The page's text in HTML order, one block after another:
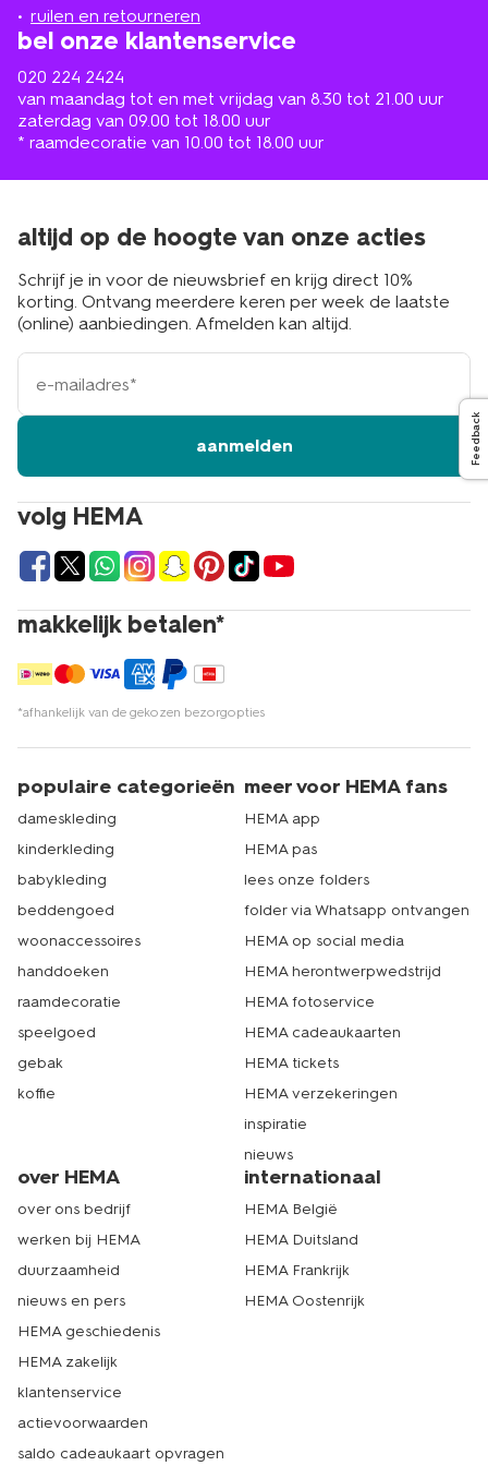
ruilen en retourneren
bel onze klantenservice
020 224 2424
van maandag tot en met vrijdag van 8.30 tot 21.00 uur
zaterdag van 09.00 tot 18.00 uur
* raamdecoratie van 10.00 tot 18.00 uur
buurt
volg HEMA
makkelijk betalen*
*afhankelijk van de gekozen bezorgopties
altijd op de hoogte van onze acties
Schrijf je in voor de nieuwsbrief en krijg direct 10%
korting. Ontvang meerdere keren per week de laatste
(online) aanbiedingen. Afmelden kan altijd.
e-
mailadres
aanmelden
populaire categorieën
dameskleding
kinderkleding
babykleding
beddengoed
woonaccessoires
handdoeken
raamdecoratie
speelgoed
gebak
koffie
meer voor HEMA fans
HEMA app
HEMA pas
lees onze folders
folder via Whatsapp ontvangen
HEMA op social media
HEMA herontwerpwedstrijd
HEMA fotoservice
HEMA cadeaukaarten
HEMA tickets
HEMA verzekeringen
inspiratie
nieuws
over HEMA
over ons bedrijf
werken bij HEMA
duurzaamheid
nieuws en pers
HEMA geschiedenis
HEMA zakelijk
klantenservice
actievoorwaarden
saldo cadeaukaart opvragen
internationaal
HEMA België
HEMA Duitsland
HEMA Frankrijk
HEMA Oostenrijk
Feedback